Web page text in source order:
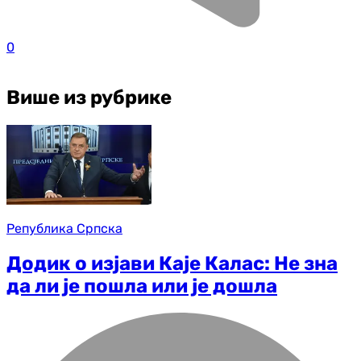
0
Више из рубрике
Република Српска
Додик о изјави Каје Калас: Не зна
да ли је пошла или је дошла